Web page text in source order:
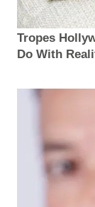
Tropes
Do With